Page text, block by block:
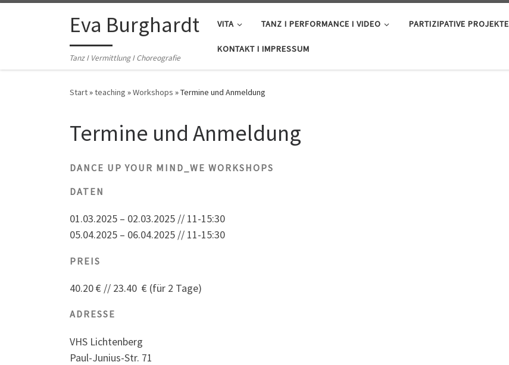
Zum Inhalt springenEva Burghardt
Tanz I Vermittlung I Choreografie
VITA TANZ I PERFORMANCE I VIDEO PARTIZIPATIVE PROJEKTE
KONTAKT I IMPRESSUM
Start»teaching »Workshops »Termine und Anmeldung
Termine und Anmeldung
DANCE UP YOUR MIND_WE WORKSHOPS
DATEN
01.03.2025 – 02.03.2025 // 11-15:30
05.04.2025 – 06.04.2025 // 11-15:30
PREIS
40.20 € // 23.40 € (für 2 Tage)
ADRESSE
VHS Lichtenberg
Paul-Junius-Str. 71